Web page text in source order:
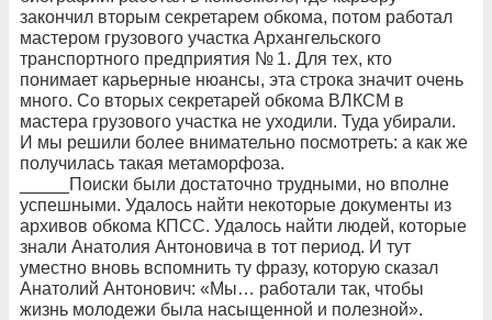
закончил вторым секретарем обкома, потом работал
мастером грузового участка Архангельского
транспортного предприятия № 1. Для тех, кто
понимает карьерные нюансы, эта строка значит очень
много. Со вторых секретарей обкома ВЛКСМ в
мастера грузового участка не уходили. Туда убирали.
И мы решили более внимательно посмотреть: а как же
получилась такая метаморфоза.
_____Поиски были достаточно трудными, но вполне
успешными. Удалось найти некоторые документы из
архивов обкома КПСС. Удалось найти людей, которые
знали Анатолия Антоновича в тот период. И тут
уместно вновь вспомнить ту фразу, которую сказал
Анатолий Антонович: «Мы… работали так, чтобы
жизнь молодежи была насыщенной и полезной».